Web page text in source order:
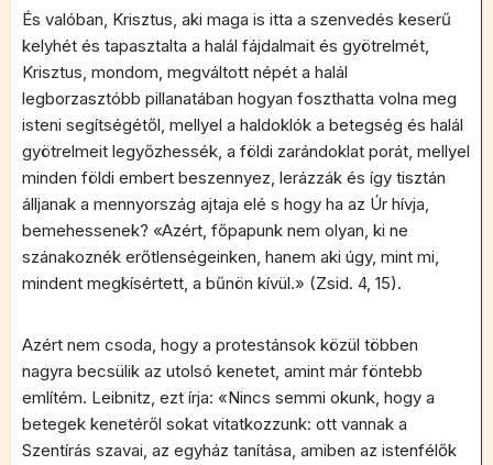
És valóban, Krisztus, aki maga is itta a szenvedés keserű
kelyhét és tapasztalta a halál fájdalmait és gyötrelmét,
Krisztus, mondom, megváltott népét a halál
legborzasztóbb pillanatában hogyan foszthatta volna meg
isteni segítségétől, mellyel a haldoklók a betegség és halál
gyötrelmeit legyőzhessék, a földi zarándoklat porát, mellyel
minden földi embert beszennyez, lerázzák és így tisztán
álljanak a mennyország ajtaja elé s hogy ha az Úr hívja,
bemehessenek? «Azért, főpapunk nem olyan, ki ne
szánakoznék erőtlenségeinken, hanem aki úgy, mint mi,
mindent megkísértett, a bűnön kívül.» (Zsid. 4, 15).
Azért nem csoda, hogy a protestánsok közül többen
nagyra becsülik az utolsó kenetet, amint már föntebb
említém. Leibnitz, ezt írja: «Nincs semmi okunk, hogy a
betegek kenetéről sokat vitatkozzunk: ott vannak a
Szentírás szavai, az egyház tanítása, amiben az istenfélők